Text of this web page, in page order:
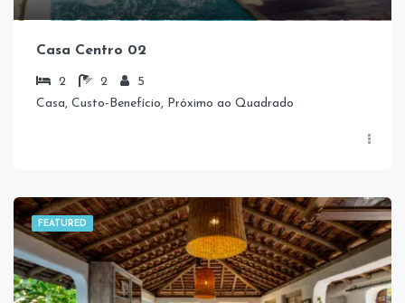
Casa Centro 02
2 2
5
Casa, Custo-Benefício, Próximo ao Quadrado
FEATURED